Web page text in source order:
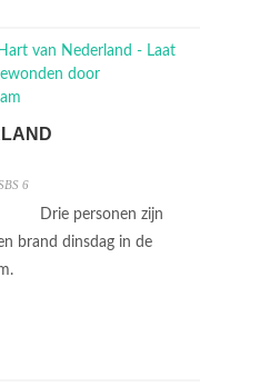
6
Drie personen zijn
brand dinsdag in de